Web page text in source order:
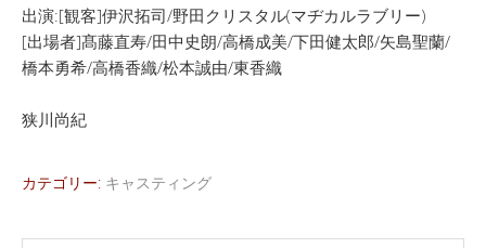
出演:[観客]伊沢拓司/野田クリスタル(マヂカルラブリー)
[出場者]髙藤直寿/田中史朗/高橋成美/下田健太郎/矢島聖蘭/
橋本勇希/高橋香織/松本誠由/東香織
狭川尚紀
カテゴリー: キャスティング